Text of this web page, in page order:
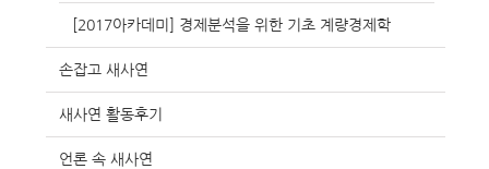
[2017아카데미] 경제분석을 위한 기초 계량경제학
손잡고 새사연
새사연 활동후기
언론 속 새사연